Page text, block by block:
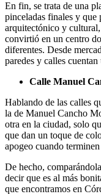
En fin, se trata de una
pinceladas finales y que
arquitectónico y
convirtió en un centro
diferentes. Desde
paredes y calles
Calle Manuel
Hablando de las calles
la de Manuel Cancho
otra en la ciudad, solo
que dan un toque de
apogeo cuando
De hecho,
decir que es al más
que encontramos en